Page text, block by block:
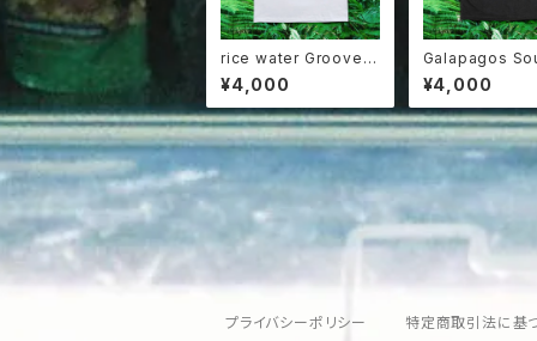
rice water Groove C
oncept Car Tee
¥4,000
Galapagos
r Tee
¥4,000
プライバシーポリシー 特定商取引法に基